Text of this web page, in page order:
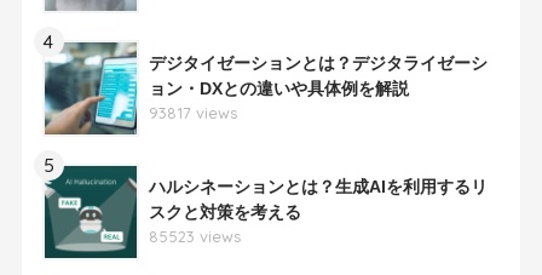
4
デジタイゼーションとは？デジタライゼーシ
ョン・DXとの違いや具体例を解説
93817 views
5
ハルシネーションとは？生成AIを利用するリ
スクと対策を考える
85523 views